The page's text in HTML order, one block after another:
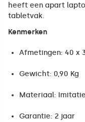
heeft een apart
tabletvak.
Kenmerken
Afmetingen: 40 x
Gewicht: 0,90 Kg
Materiaal:
Garantie: 2 jaar